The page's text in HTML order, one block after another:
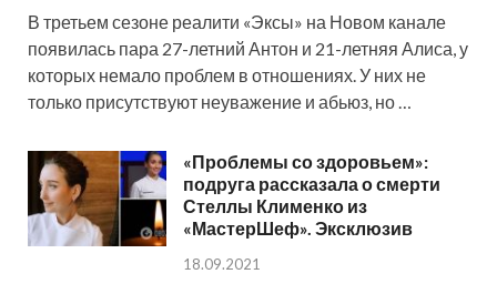
В третьем сезоне реалити «Эксы» на Новом канале
появилась пара 27-летний Антон и 21-летняя Алиса, у
которых немало проблем в отношениях. У них не
только присутствуют неуважение и абьюз, но …
«Проблемы со здоровьем»:
подруга рассказала о смерти
Стеллы Клименко из
«МастерШеф». Эксклюзив
18.09.2021